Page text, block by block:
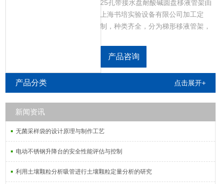
25孔带接水盘耐酸碱圆盘移液管架由
上海书培实验设备有限公司加工定
制，种类齐全，分为梯形移液管架，
种有机玻璃制品。
产品咨询
产品分类 点击展开+
新闻资讯
无菌采样袋的设计原理与制作工艺
电动不锈钢升降台的安全性能评估与控制
利用土壤颗粒分析吸管进行土壤颗粒定量分析的研究